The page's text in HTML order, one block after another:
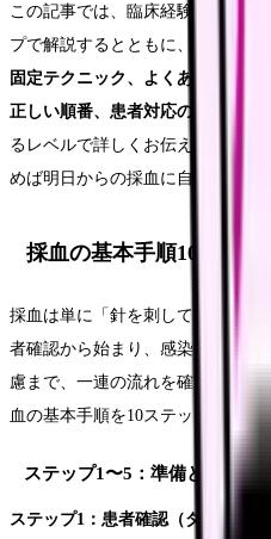
この記事では、臨床経験15年の筆
プで解説するとともに、
血管が見
固定テクニック、よくある失敗パ
正しい順番、患者対応のコツ
まで
るレベルで詳しくお伝えします。
めば明日からの採血に自信を持て
採血の基本手順10ステ
採血は単に「針を刺して血を採る
者確認から始まり、感染対策、正
慮まで、一連の流れを確実に遂行
血の基本手順を10ステップに分け
ステップ1〜5：準備と穿刺前
ステップ1：患者確認（ダブルチェ